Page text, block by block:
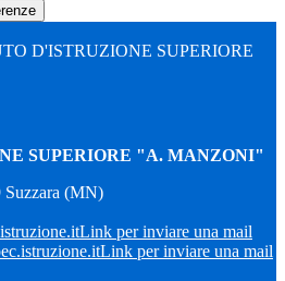
D'ISTRUZIONE SUPERIORE
SUPERIORE "A. MANZONI"
(MN)
Link per inviare una mail
Link per inviare una mail